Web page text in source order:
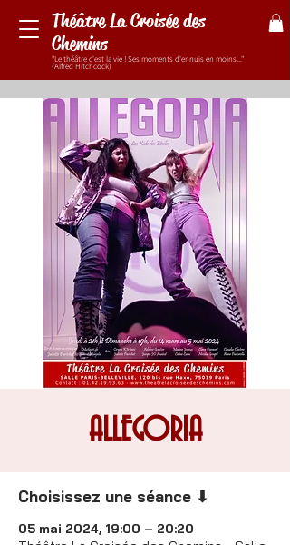
Théâtre La Croisée des
Chemins
"Le théâtre c'est la vie ! Ses moments d'ennuis en moins..."
(Alfred Hitchcock)
ALLEGORIA
Choisissez une séance ⬇
05 mai 2024, 19:00 – 20:20